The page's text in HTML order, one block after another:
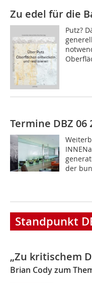
Zu edel für die
Putz?
Termine DBZ 06
der
Standpunkt
„Zu kritischem
Brian Cody zum